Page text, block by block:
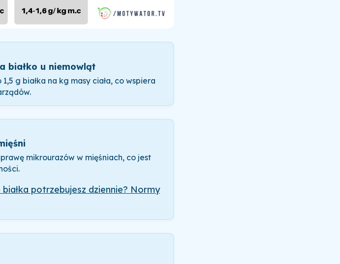
białko u niemowląt
g białka na kg masy ciała, co wspiera
mikrourazów w mięśniach, co jest
białka potrzebujesz dziennie? Normy